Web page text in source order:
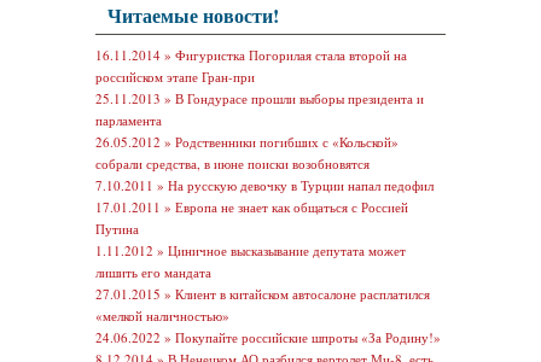
Читаемые новости!
16.11.2014 » Фигуристка Погорилая стала второй на
российском этапе Гран-при
25.11.2013 » В Гондурасе прошли выборы президента и
парламента
26.05.2012 » Родственники погибших с «Кольской»
собрали средства, в июне поиски возобновятся
7.10.2011 » На русскую девочку в Турции напал педофил
17.01.2011 » Европа не знает как общаться с Россией
Путина
1.11.2012 » Циничное высказывание депутата может
лишить его мандата
27.01.2015 » Клиент в китайском автосалоне расплатился
«мелкой наличностью»
24.06.2022 » Покупайте российские шпроты «За Родину!»